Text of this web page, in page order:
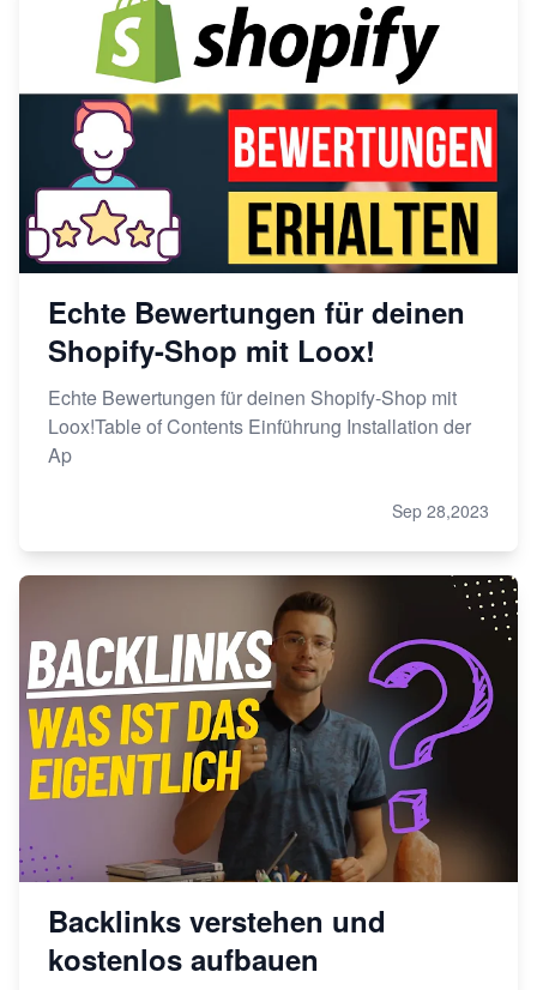
Echte Bewertungen für deinen
Shopify-Shop mit Loox!
Echte Bewertungen für deinen Shopify-Shop mit
Loox!Table of Contents Einführung Installation der
Ap
Sep 28,2023
Backlinks verstehen und
kostenlos aufbauen